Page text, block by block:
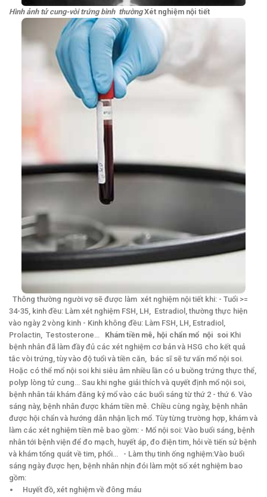
Hình ảnh tử cung-vòi trứng bình thường Xét nghiệm nội tiết
Thông thường người vợ sẽ được làm xét nghiệm nội tiết khi: - Tuổi >=
34-35, kinh đều: Làm xét nghiệm FSH, LH, Estradiol, thường thực hiện
vào ngày 2 vòng kinh - Kinh không đều: Làm FSH, LH, Estradiol,
Prolactin, Testosterone… Khám tiền mê, hội chẩn mổ nội soi Khi
bệnh nhân đã làm đầy đủ các xét nghiệm cơ bản và HSG cho kết quả
tắc vòi trứng, tùy vào độ tuổi và tiền căn, bác sĩ sẽ tư vấn mổ nội soi.
Hoặc có thể mổ nội soi khi siêu âm nhiều lần có u buồng trứng thực thể,
polyp lòng tử cung… Sau khi nghe giải thích và quyết định mổ nội soi,
bệnh nhân tái khám đăng ký mổ vào các buổi sáng từ thứ 2 - thứ 6. Vào
sáng này, bệnh nhân được khám tiền mê. Chiều cùng ngày, bệnh nhân
được hội chẩn và hướng dẫn nhận lịch mổ. Tùy từng trường hợp, khám và
làm các xét nghiệm tiền mê bao gồm: - Mổ nội soi: Vào buổi sáng, bệnh
nhân tới bệnh viện để đo mạch, huyết áp, đo điện tim, hỏi về tiến sử bệnh
và khám tổng quát về tim, phổi… - Làm thụ tinh ống nghiệm:Vào buổi
sáng ngày được hẹn, bệnh nhân nhịn đói làm một số xét nghiệm bao
gồm:
Huyết đồ, xét nghiệm về đông máu